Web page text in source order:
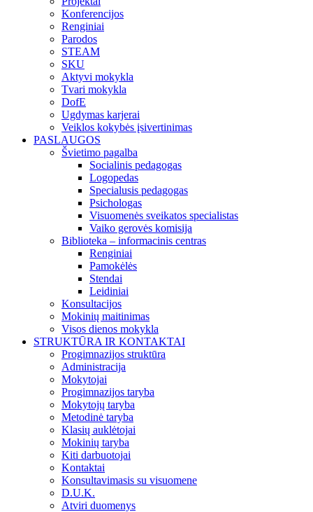
Konferencijos
Renginiai
Parodos
STEAM
SKU
Aktyvi mokykla
Tvari mokykla
DofE
Ugdymas karjerai
Veiklos kokybės įsivertinimas
PASLAUGOS
Švietimo pagalba
Socialinis pedagogas
Logopedas
Specialusis pedagogas
Psichologas
Visuomenės sveikatos specialistas
Vaiko gerovės komisija
Biblioteka – informacinis centras
Renginiai
Pamokėlės
Stendai
Leidiniai
Konsultacijos
Mokinių maitinimas
Visos dienos mokykla
STRUKTŪRA IR KONTAKTAI
Progimnazijos struktūra
Administracija
Mokytojai
Progimnazijos taryba
Mokytojų taryba
Metodinė taryba
Klasių auklėtojai
Mokinių taryba
Kiti darbuotojai
Kontaktai
Konsultavimasis su visuomene
D.U.K.
Atviri duomenys